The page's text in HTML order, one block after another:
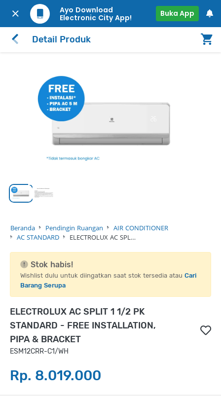
Ayo Download
Electronic City App!
Buka App
Detail Produk
Beranda Pendingin Ruangan
AIR CONDITIONER
AC STANDARD
ELECTROLUX AC SPL…
Stok habis!
Wishlist dulu untuk diingatkan saat stok tersedia atau Cari
Barang Serupa
ELECTROLUX AC SPLIT 1 1/2 PK
STANDARD - FREE INSTALLATION,
PIPA & BRACKET
ESM12CRR-C1/WH
Rp. 8.019.000